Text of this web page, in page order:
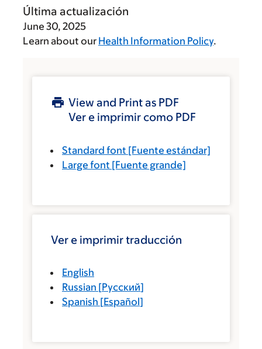
Última actualización
June 30, 2025
Learn about our Health Information Policy.
View and Print as PDF
Ver e imprimir como PDF
Standard font [Fuente estándar]
Large font [Fuente grande]
Ver e imprimir traducción
English
Russian [Русский]
Spanish [Español]